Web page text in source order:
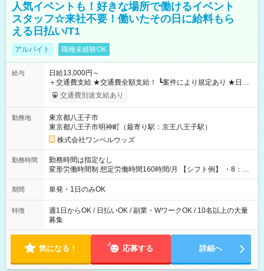
人気イベントも！好きな場所で働けるイベント
スタッフ☆来社不要！働いたその日に給料もら
える日払い/T1
アルバイト 職種未経験OK
給与
日給13,000円～
＋交通費支給 ★交通費全額支給！ ┗案件により規定あり ★日払
いOK！（規定あり） ┗働いたその日に現金GET♪ お仕事後はコ
ンビニATMから 日払い分を引き落とせます！ 【試用期間】試
交通費別途支給あり
勤務地
東京都八王子市
東京都八王子市明神町（最寄り駅：京王八王子駅）
株式会社ワンベルウッズ
勤務時間
勤務時間は指定なし
変形労働時間制 想定労働時間160時間/月 【シフト例】 ・8：00
～21：00
期間 単発・1日のみOK
特徴
週1日からOK / 日払いOK / 副業・WワークOK / 10名以上の大量
募集
気になる！ 応募する 詳細へ